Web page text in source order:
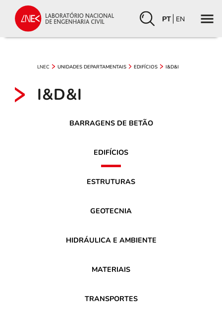
PT EN
LNEC UNIDADES DEPARTAMENTAIS EDIFÍCIOS I&D&I
I&D&I
BARRAGENS DE BETÃO
EDIFÍCIOS
ESTRUTURAS
GEOTECNIA
HIDRÁULICA E AMBIENTE
MATERIAIS
TRANSPORTES